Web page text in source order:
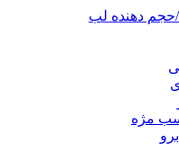
حجم دهنده لب
مژه